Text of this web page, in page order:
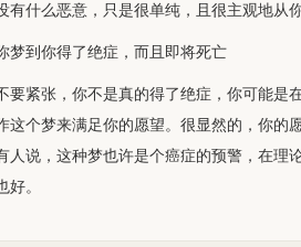
有什么恶意，只是很单纯，且很主观地从
梦到你得了绝症，而且即将死亡
要紧张，你不是真的得了绝症，你可能是
这个梦来满足你的愿望。很显然的，你的
人说，这种梦也许是个癌症的预警，在理
好。